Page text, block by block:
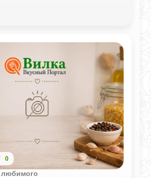
особенно
0
любимого